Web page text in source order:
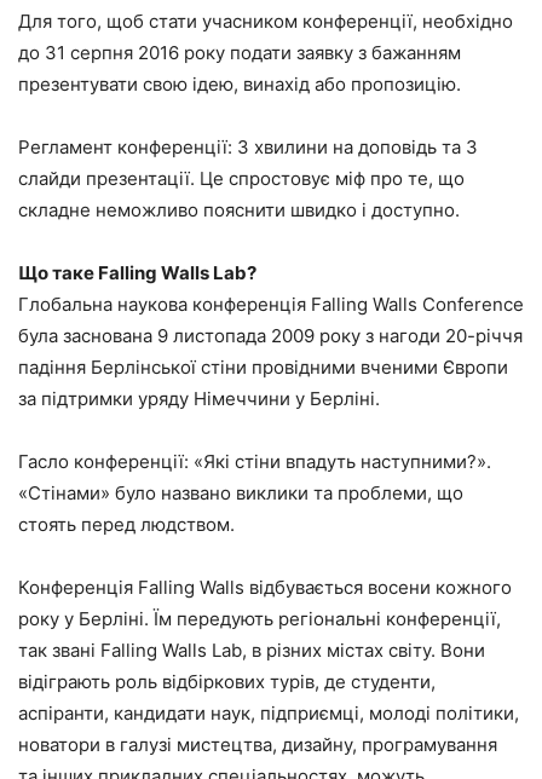
Для того, щоб стати учасником конференції, необхідно
до 31 серпня 2016 року подати заявку з бажанням
презентувати свою ідею, винахід або пропозицію.
Регламент конференції: 3 хвилини на доповідь та 3
слайди презентації. Це спростовує міф про те, що
складне неможливо пояснити швидко і доступно.
Що таке Falling Walls Lab?
Глобальна наукова конференція Falling Walls Conference
була заснована 9 листопада 2009 року з нагоди 20-річчя
падіння Берлінської стіни провідними вченими Європи
за підтримки уряду Німеччини у Берліні.
Гасло конференції: «Які стіни впадуть наступними?».
«Стінами» було названо виклики та проблеми, що
стоять перед людством.
Конференція Falling Walls відбувається восени кожного
року у Берліні. Їм передують регіональні конференції,
так звані Falling Walls Lab, в різних містах світу. Вони
відіграють роль відбіркових турів, де студенти,
аспіранти, кандидати наук, підприємці, молоді політики,
новатори в галузі мистецтва, дизайну, програмування